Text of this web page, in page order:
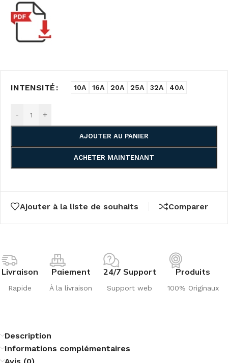
INTENSITÉ 10A 16A 20A 25A 32A 40A
- +
AJOUTER AU PANIER
ACHETER MAINTENANT
Ajouter à la liste de souhaits Comparer
Livraison
Rapide
Paiement
À la livraison
24/7 Support
Support web
Produits
100% Originaux
Description
Informations complémentaires